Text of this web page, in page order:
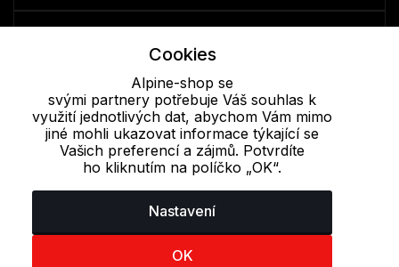
Offline
+420 530 334 493
Cookie - podrobné nastavení|Další informace|Ochrana osobních
Cookies
Alpine-shop se
svými partnery potřebuje Váš souhlas k
využití jednotlivých dat, abychom Vám mimo
jiné mohli ukazovat informace týkající se
Vašich preferencí a zájmů. Potvrdíte
ho kliknutím na políčko „OK“.
Nastavení
OK